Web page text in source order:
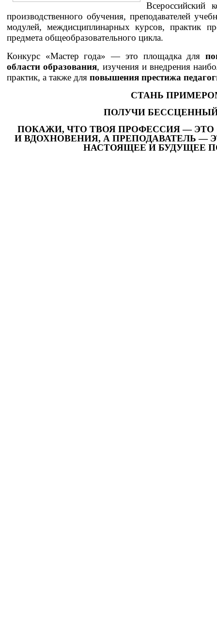
Всероссийский
производственного обучения, преподавателей
модулей, междисциплинарных курсов, практик
предмета общеобразовательного цикла.
Конкурс «Мастер года» — это площадка для
области образования, изучения и внедрения
практик, а также для повышения престижа
СТАНЬ
ПОЛУЧИ
ПОКАЖИ, ЧТО ТВОЯ ПРОФЕССИЯ — ЭТО
И ВДОХНОВЕНИЯ, А ПРЕПОДАВАТЕЛЬ
НАСТОЯЩЕЕ И БУДУЩЕЕ